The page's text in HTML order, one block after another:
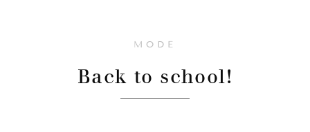
MODE
Back to school!